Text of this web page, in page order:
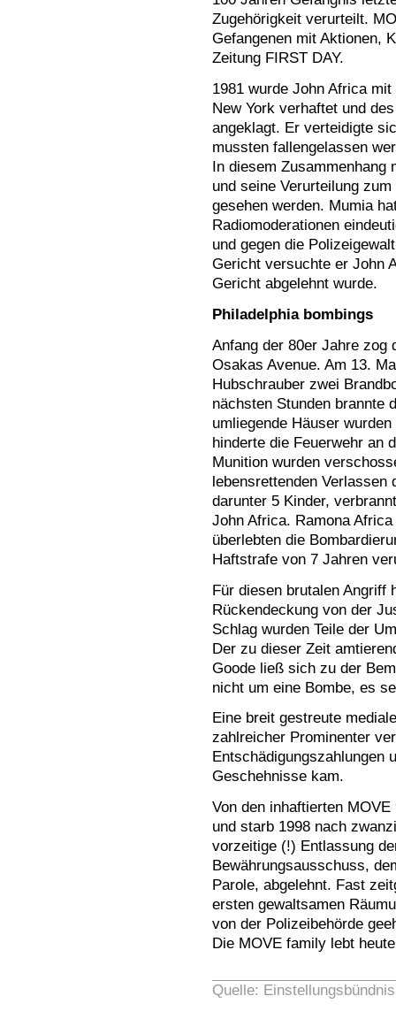
Zugehörigkeit verurteilt.
Gefangenen mit Aktionen,
Zeitung FIRST DAY.
1981 wurde John Africa
New York verhaftet und
angeklagt. Er verteidigte
mussten fallengelassen
In diesem Zusammenhang
und seine Verurteilung
gesehen werden. Mumia
Radiomoderationen
und gegen die
Gericht versuchte er John
Gericht abgelehnt wurde.
Philadelphia bombings
Anfang der 80er Jahre zog
Osakas Avenue. Am 13.
Hubschrauber zwei
nächsten Stunden brannte
umliegende Häuser
hinderte die Feuerwehr an
Munition wurden
lebensrettenden Verlassen
darunter 5 Kinder,
John Africa. Ramona
überlebten die
Haftstrafe von 7 Jahren
Für diesen brutalen Angriff
Rückendeckung von der
Schlag wurden Teile der
Der zu dieser Zeit
Goode ließ sich zu der
nicht um eine Bombe, es
Eine breit gestreute
zahlreicher Prominenter
Entschädigungszahlungen
Geschehnisse kam.
Von den inhaftierten
und starb 1998 nach
vorzeitige (!) Entlassung
Bewährungsausschuss,
Parole, abgelehnt. Fast
ersten gewaltsamen
von der Polizeibehörde
Die MOVE family lebt
Quelle: